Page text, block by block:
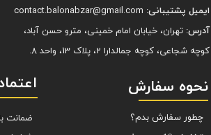
ایمیل پشتیبانی:
آدرس: تهران، خیابان امام خمینی، مترو حسن آباد،
کوچه شجاعی، کوچه جمالدارا 2، پلاک 13، واحد 8.
نحوه سفارش
چطور سفارش بدم؟
ضمانت